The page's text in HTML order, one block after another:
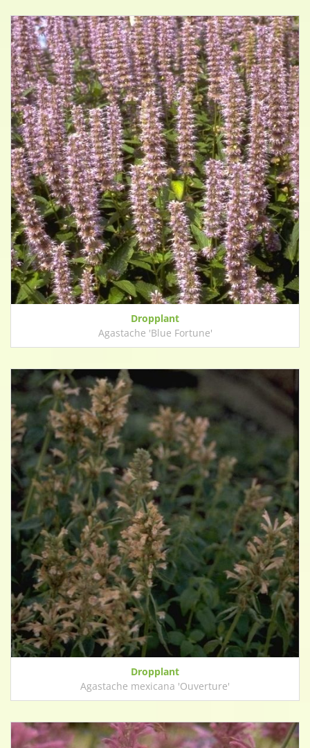
Dropplant
Agastache 'Blue Fortune'
Dropplant
Agastache mexicana 'Ouverture'